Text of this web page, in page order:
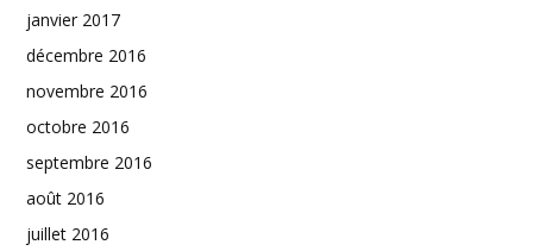
janvier 2017
décembre 2016
novembre 2016
octobre 2016
septembre 2016
août 2016
juillet 2016